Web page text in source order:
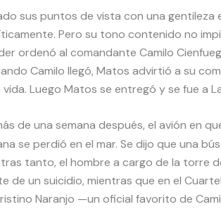
sus puntos de vista con una gentileza
Pero su tono contenido no
ordenó al comandante Camilo
Camilo llegó, Matos advirtió a su
Luego Matos se entregó y se fue a
de una semana después, el avión en
se perdió en el mar. Se dijo que una
tanto, el hombre a cargo de la torre
de un suicidio, mientras que en el
Naranjo —un oficial favorito de